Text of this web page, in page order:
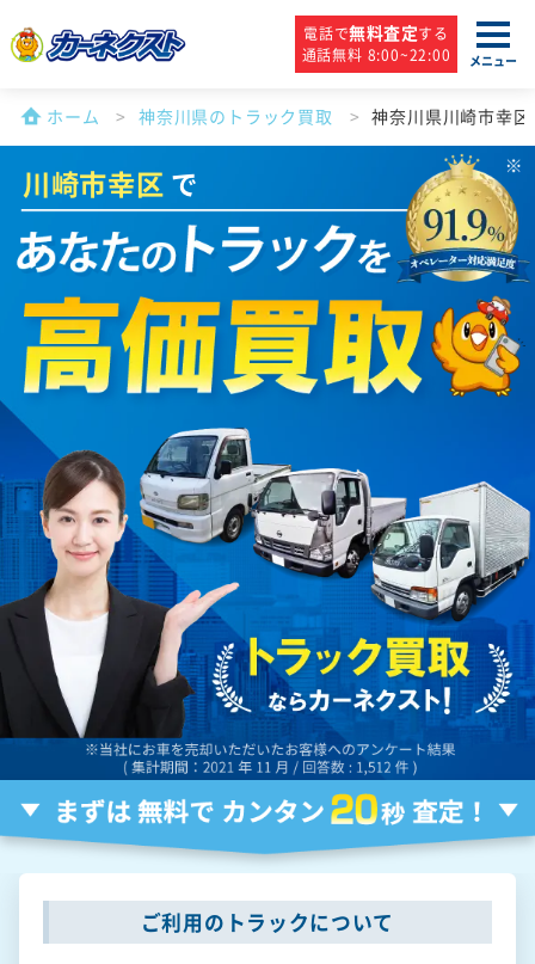
電話で無料査定する
通話無料 8:00~22:00
メニュー
ホーム 神奈川県のトラック買取 神奈川県川崎市幸
川崎市幸区 で
ご利用のトラックについて